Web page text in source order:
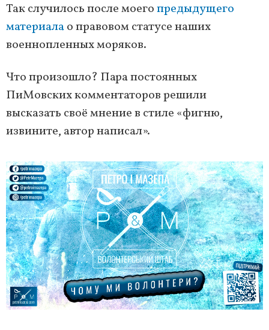
Так случилось после моегопредыдущего
материалао правовом статусе наших
военнопленных моряков.
Что произошло? Пара постоянных
ПиМовских комментаторов решили
высказать своё мнение в стиле «фигню,
извините, автор написал».